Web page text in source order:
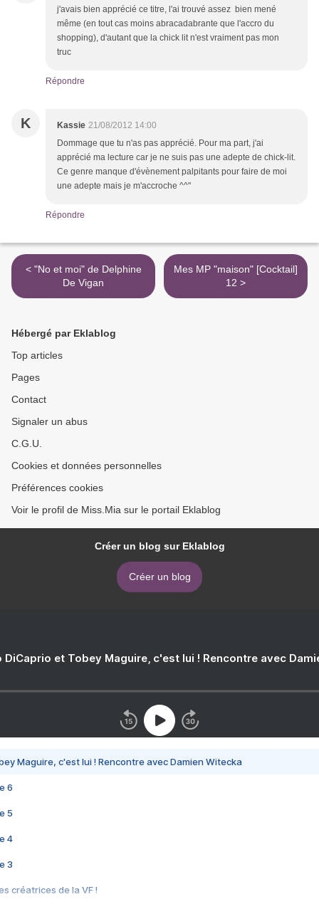
j'avais bien apprécié ce titre, l'ai trouvé assez bien mené
même (en tout cas moins abracadabrante que l'accro du
shopping), d'autant que la chick lit n'est vraiment pas mon
truc
Répondre
K Kassie 21/08/2012 14:00
Dommage que tu n'as pas apprécié. Pour ma part, j'ai
apprécié ma lecture car je ne suis pas une adepte de chick-lit.
Ce genre manque d'évènement palpitants pour faire de moi
une adepte mais je m'accroche ^^"
Répondre
< "No et moi" de Delphine
De Vigan
Mes MP "maison" [Cocktail]
12 >
Hébergé par Eklablog
Top articles
Pages
Contact
Signaler un abus
C.G.U.
Cookies et données personnelles
Préférences cookies
Voir le profil de Miss.Mia sur le portail Eklablog
Créer un blog sur Eklablog
Créer un blog
DiCaprio et Tobey Maguire, c'est lui ! Rencontre avec
Maguire, c'est lui ! Rencontre avec Damien Witecka
6
5
4
3
créatrices de la VF !